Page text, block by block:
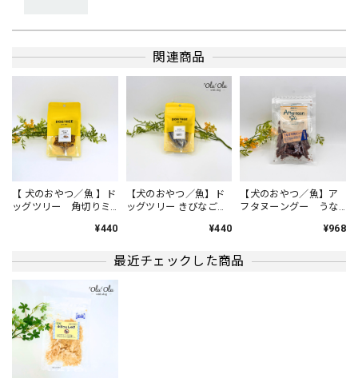
ぱりぱりチーズ40g
2024/04/27
ダイエット中の我が家のわんこに、数枚ずつ時間を空けてあ
Ａ ミックスフルーツ／ピンク
2024/04/27
まだまだよだれが出てしまう赤ちゃんに、とてもピッタリな
商品です。
関連商品
【 犬のおやつ／魚 】ド
ッグツリー 角切りミ
¥440
【犬のおやつ／魚】ド
ッグツリー きびなご
¥440
【犬のおやつ／魚】ア
フタヌーングー うな
¥968
最近チェックした商品